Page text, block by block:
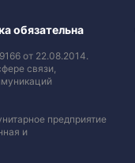
обязательна
от 22.08.2014.
связи,
предприятие
и